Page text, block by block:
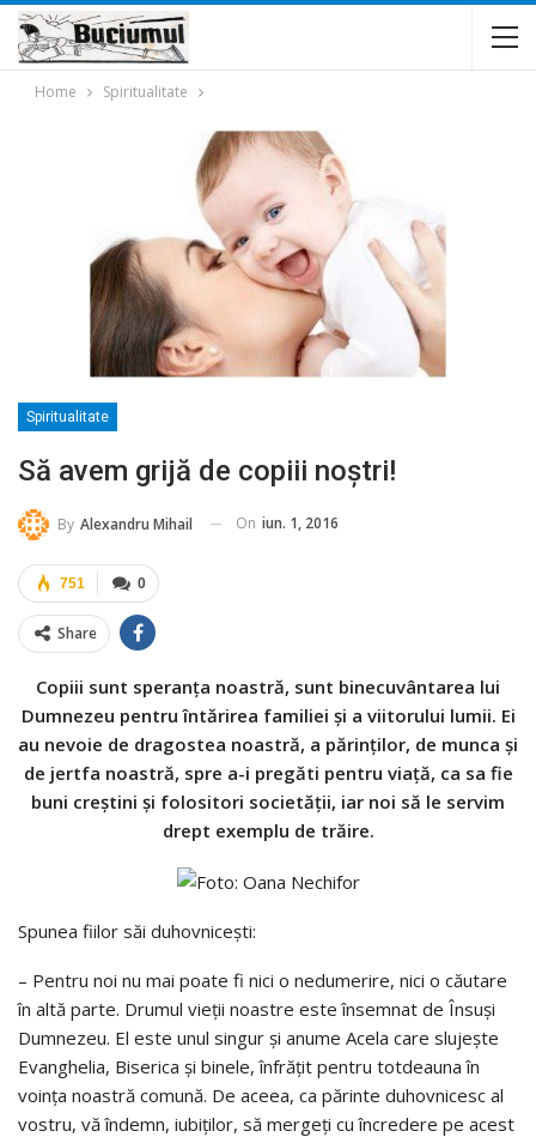
Home Spiritualitate
Spiritualitate
Să avem grijă de copiii noştri!
By Alexandru Mihail On iun. 1, 2016
0
751
Share
Copiii sunt speranţa noastră, sunt binecuvântarea lui
Dumnezeu pentru întărirea familiei şi a viitorului lumii. Ei
au nevoie de dragostea noastră, a părinţilor, de munca şi
de jertfa noastră, spre a-i pregăti pentru viaţă, ca sa fie
buni creştini şi folositori societăţii, iar noi să le servim
drept exemplu de trăire.
Spunea fiilor săi duhovniceşti:
– Pentru noi nu mai poate fi nici o nedumerire, nici o căutare
în altă parte. Drumul vieţii noastre este însemnat de Însuşi
Dumnezeu. El este unul singur şi anume Acela care slujeşte
Evanghelia, Biserica şi binele, înfrăţit pentru totdeauna în
voinţa noastră comună. De aceea, ca părinte duhovnicesc al
vostru, vă îndemn, iubiţilor, să mergeţi cu încredere pe acest